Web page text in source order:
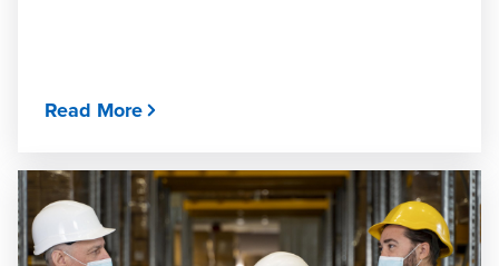
Read More